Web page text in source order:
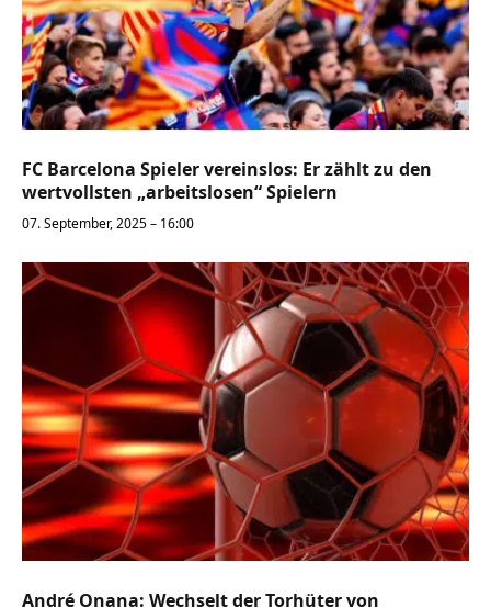
FC Barcelona Spieler vereinslos: Er zählt zu den
wertvollsten „arbeitslosen“ Spielern
07. September, 2025 – 16:00
André Onana: Wechselt der Torhüter von